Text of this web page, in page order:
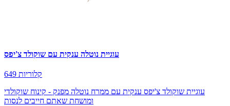
עוגיית נוטלה ענקית עם שוקולד צ'יפס
649 קלוריות
עוגיית שוקולד צ'יפס ענקית עם ממרח נוטלה מפנק - קינוח שוקולדי
ומושחת שאתם חייבים לנסות